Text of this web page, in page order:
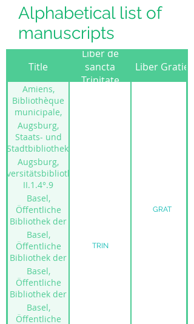
Alphabetical list of
manuscripts
Title
Liber de
sancta
Trinitate
Liber Gratie
Amiens,
Bibliothèque
municipale,
Fonds
Lescalopier, 7
Augsburg,
Staats- und
Stadtbibliothek,
fol. Cod 203
Augsburg,
II.1.4°.9
Basel,
Öffentliche
Bibliothek der
Universität,
A.XI.1
GRAT
Basel,
Öffentliche
Bibliothek der
Universität,
B.IX.5
TRIN
Basel,
Öffentliche
Bibliothek der
Universität,
B.VIII.17
Basel,
Öffentliche